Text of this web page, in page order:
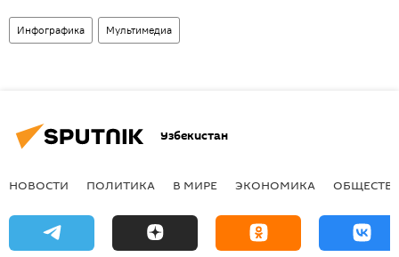
Инфографика Мультимедиа
Узбекистан
НОВОСТИ ПОЛИТИКА В МИРЕ ЭКОНОМИКА